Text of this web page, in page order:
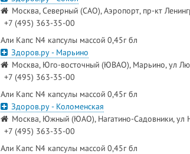
Москва, Северный (САО), Аэропорт, пр-кт
+7 (495) 363-35-00
Али Капс N4 капсулы массой 0,45г бл
Здоров.ру - Марьино
Москва, Юго-восточный (ЮВАО), Марьино, ул
+7 (495) 363-35-00
Али Капс N4 капсулы массой 0,45г бл
Здоров.ру - Коломенская
Москва, Южный (ЮАО), Нагатино-Садовники, ул
+7 (495) 363-35-00
Али Капс N4 капсулы массой 0,45г бл